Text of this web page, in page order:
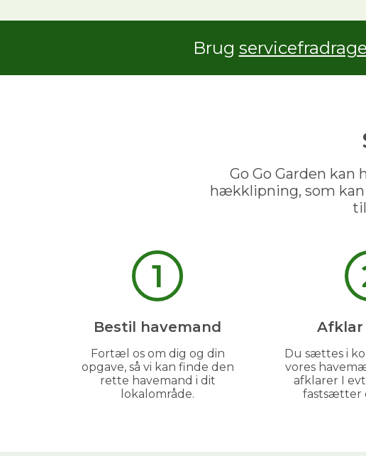
Brug
Go Go Garden
hækklipning, som
1
Bestil havemand
Fortæl os om dig og din
opgave, så vi kan finde den
rette havemand i dit
lokalområde.
Afklar
Du sættes i
vores
afklarer I
fastsætter